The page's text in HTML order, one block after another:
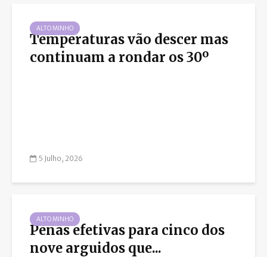
ALTO MINHO
Temperaturas vão descer mas
continuam a rondar os 30º
5 Julho, 2026
ALTO MINHO
Penas efetivas para cinco dos
nove arguidos que...